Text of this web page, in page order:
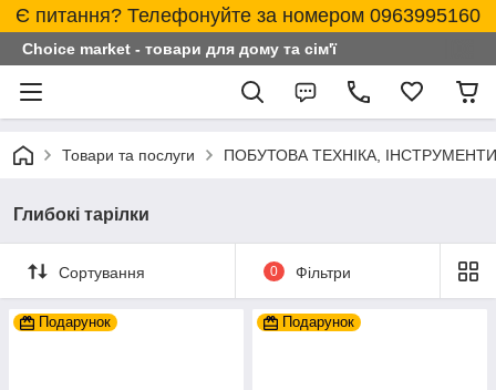
Є питання? Телефонуйте за номером 0963995160
Choice market - товари для дому та сім'ї
Товари та послуги ПОБУТОВА ТЕХНІКА,
Глибокі тарілки
Сортування 0 Фільтри
Подарунок Подарунок